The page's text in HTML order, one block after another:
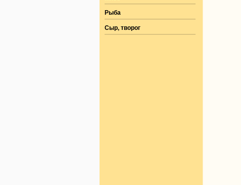
Рыба
Сыр, творог